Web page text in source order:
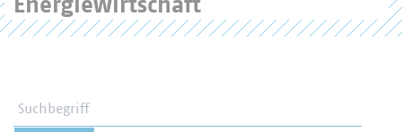
Energiewirtschaft